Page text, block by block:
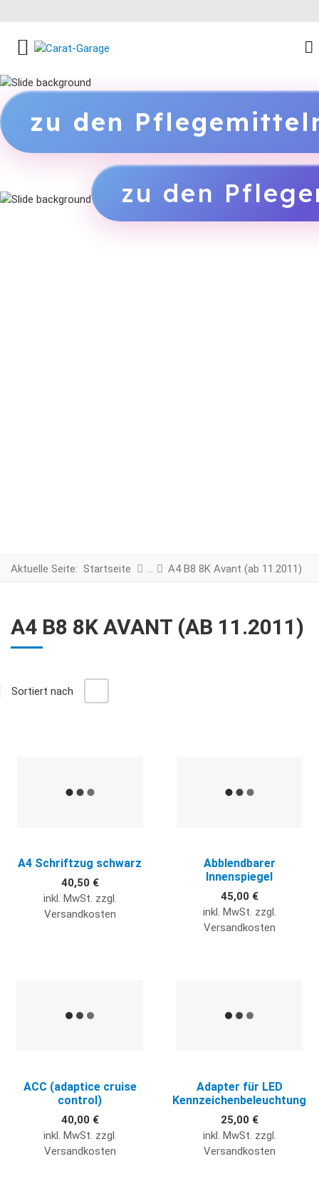
zu den
zu den
Aktuelle Seite: Startseite A4 B8 8K Avant (ab 11.2011)
A4 B8 8K AVANT (AB 11.2011)
Sortiert nach
A4 Schriftzug schwarz
40,50 €
inkl. MwSt. zzgl.
Versandkosten
Abblendbarer
Innenspiegel
45,00 €
inkl. MwSt. zzgl.
Versandkosten
ACC (adaptice cruise
control)
40,00 €
inkl. MwSt. zzgl.
Versandkosten
Adapter für LED
Kennzeichenbeleuchtung
25,00 €
inkl. MwSt. zzgl.
Versandkosten